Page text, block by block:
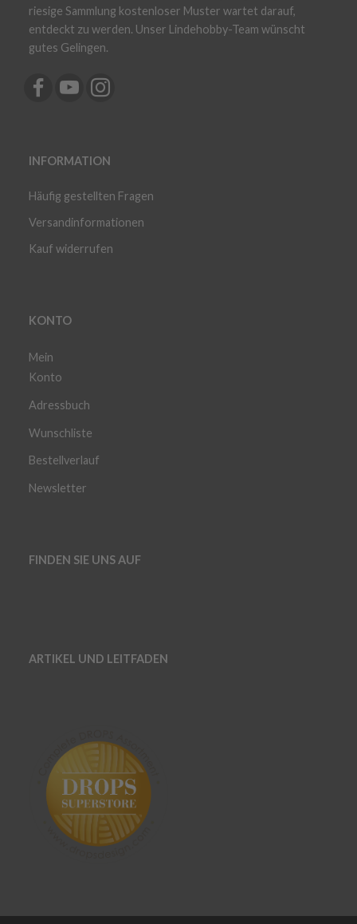
riesige Sammlung kostenloser Muster wartet darauf,
entdeckt zu werden. Unser Lindehobby-Team wünscht
gutes Gelingen.
INFORMATION
Häufig gestellten Fragen
Versandinformationen
Kauf widerrufen
KONTO
Mein
Konto
Adressbuch
Wunschliste
Bestellverlauf
Newsletter
FINDEN SIE UNS AUF
ARTIKEL UND LEITFADEN